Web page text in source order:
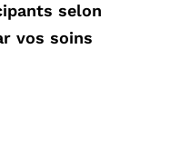
selon
vos soins